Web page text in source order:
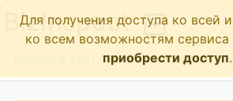
BizInspect
Для получения доступа ко всей
ко всем возможностям
приобрести доступ.